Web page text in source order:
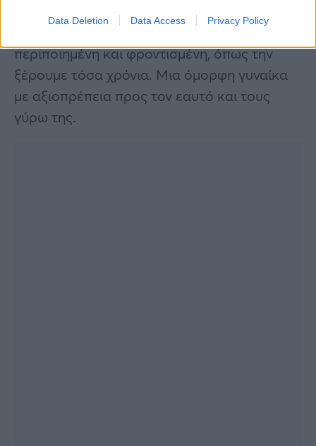
Data Deletion Data Access Privacy Policy
σε αυτή την κατάσταση, μέχρι να το
ξεπεράσει και να βγει πάλι στον κόσμο,
περιποιημένη και φροντισμένη, όπως την
ξέρουμε τόσα χρόνια. Μια όμορφη γυναίκα
με αξιοπρέπεια προς τον εαυτό και τους
γύρω της.